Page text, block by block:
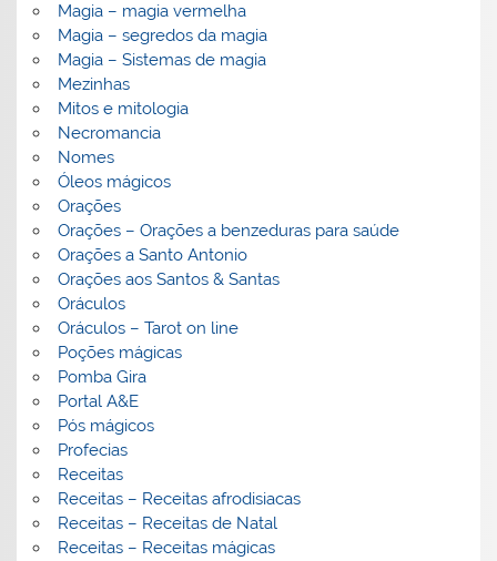
Magia – magia vermelha
Magia – segredos da magia
Magia – Sistemas de magia
Mezinhas
Mitos e mitologia
Necromancia
Nomes
Óleos mágicos
Orações
Orações – Orações a benzeduras para saúde
Orações a Santo Antonio
Orações aos Santos & Santas
Oráculos
Oráculos – Tarot on line
Poções mágicas
Pomba Gira
Portal A&E
Pós mágicos
Profecias
Receitas
Receitas – Receitas afrodisiacas
Receitas – Receitas de Natal
Receitas – Receitas mágicas